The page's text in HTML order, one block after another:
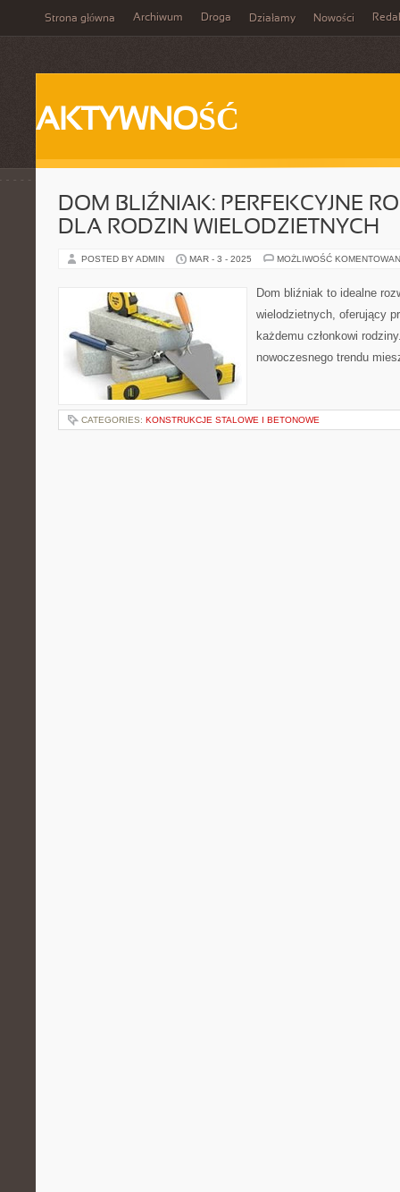
Strona główna Archiwum Droga Działamy Nowości
AKTYWNOŚĆ
DOM BLIŹNIAK: PERFEKCYJNE
DLA RODZIN WIELODZIETNYCH
POSTED BY ADMIN MAR - 3 - 2025 MOŻLIWOŚĆ
Dom bliźniak to idealne
wielodzietnych, oferujący
każdemu członkowi
nowoczesnego trendu
CATEGORIES: KONSTRUKCJE STALOWE I BETONOWE